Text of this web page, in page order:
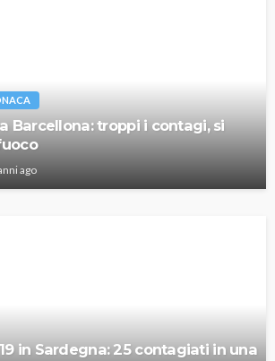
Barcellona: troppi i contagi, si
ago
in Sardegna: 25 contagiati in una